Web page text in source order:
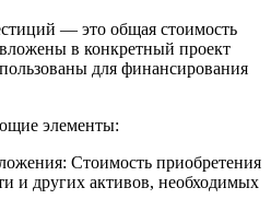
— это общая стоимость
в конкретный проект
для финансирования
элементы:
Стоимость приобретения
и других активов, необходимых